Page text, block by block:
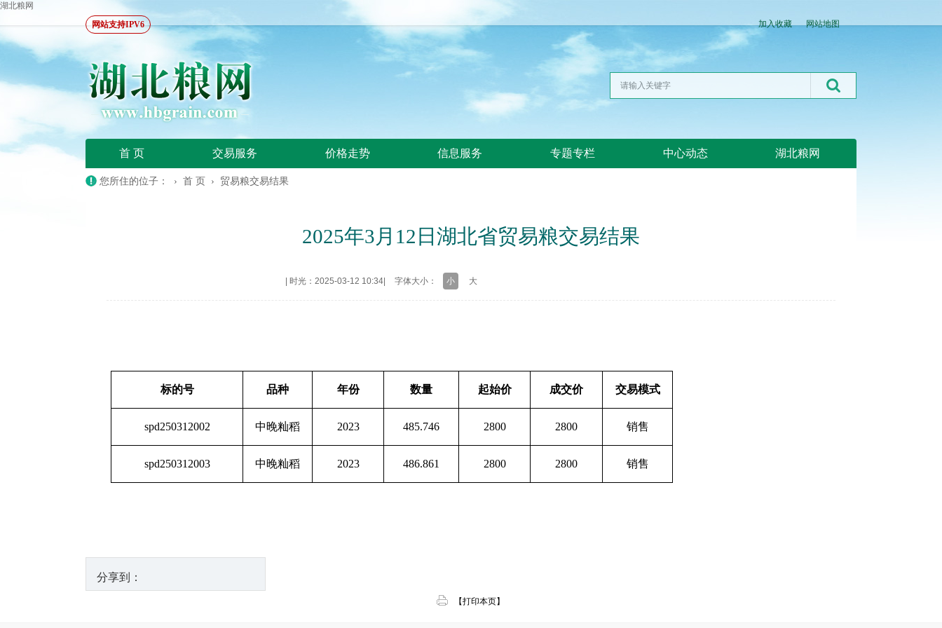
湖北粮网
网站支持IPV6
加入收藏 网站地图
首 页 交易服务 价格走势 信息服务 专题专栏 中心动态 湖北粮网
您所住的位子： › 首 页 › 贸易粮交易结果
2025年3月12日湖北省贸易粮交易结果
时光：2025-03-12 10:34 字体大小： 小 大
标的号 品种 年份 数量 起始价 成交价 交易模式
spd250312002 中晚籼稻 2023 485.746 2800 2800 销售
spd250312003 中晚籼稻 2023 486.861 2800 2800 销售
分享到：
【打印本页】